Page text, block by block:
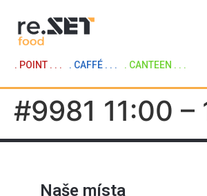
. POINT . . . . CAFFÉ . . . . CANTEEN . . .
#9981 11:00 –
Naše místa